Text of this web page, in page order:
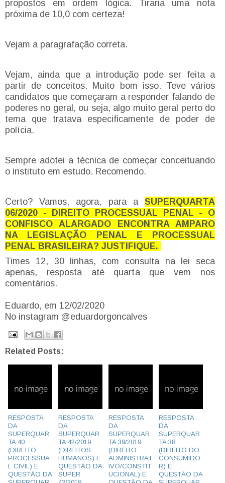
propostos em ordem lógica. Tiraria uma nota
próxima de 10,0 com certeza!
Vejam a paragrafação correta.
Vejam, ainda que a introdução pode ser feita a
partir de conceitos. Muito bom isso. Teve vários
candidatos que começaram a responder falando de
poderes no geral, ou seja, algo muito geral perto do
tema que tratava especificamente de poder de
polícia.
Sempre adotei a técnica de começar conceituando
o instituto em estudo. Recomendo.
Certo? Vamos, agora, para a SUPERQUARTA
06/2020 - DIREITO PROCESSUAL PENAL - O
CONFISCO ALARGADO ENCONTRA AMPARO
NA LEGISLAÇÃO PENAL E PROCESSUAL
PENAL BRASILEIRA? JUSTIFIQUE.
Times 12, 30 linhas, com consulta na lei seca
apenas, resposta até quarta que vem nos
comentários.
Eduardo, em 12/02/2020
No instagram @eduardorgoncalves
Related Posts:
RESPOSTA
DA
SUPERQUAR
TA 40
(DIREITO
PROCESSUA
L CIVIL) E
QUESTÃO DA
RESPOSTA
DA
SUPERQUAR
TA 42/2019
(DIREITOS
HUMANOS) E
QUESTÃO DA
SUPER
RESPOSTA
DA
SUPERQUAR
TA 39/2019
(DIREITO
ADMINISTRAT
IVO/CONSTIT
UCIONAL) E
RESPOSTA
DA
SUPERQUAR
TA 38
(DIREITO DO
CONSUMIDO
R) E
QUESTÃO DA